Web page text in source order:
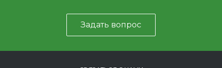
Задать вопрос